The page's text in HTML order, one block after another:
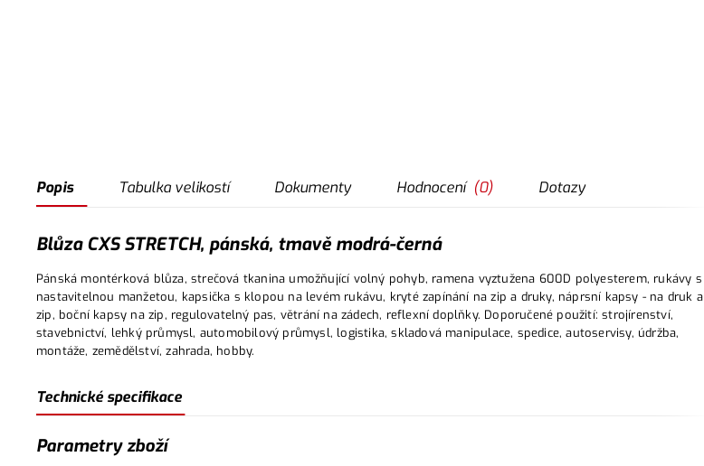
Popis Tabulka velikostí Dokumenty Hodnocení (0) Dotazy
Blůza CXS STRETCH, pánská, tmavě modrá-černá
Pánská montérková blůza, strečová tkanina umožňující volný pohyb, ramena vyztužena 600D polyesterem, rukávy s
nastavitelnou manžetou, kapsička s klopou na levém rukávu, kryté zapínání na zip a druky, náprsní kapsy - na druk a
zip, boční kapsy na zip, regulovatelný pas, větrání na zádech, reflexní doplňky. Doporučené použití: strojírenství,
stavebnictví, lehký průmysl, automobilový průmysl, logistika, skladová manipulace, spedice, autoservisy, údržba,
montáže, zemědělství, zahrada, hobby.
Technické specifikace
Parametry zboží